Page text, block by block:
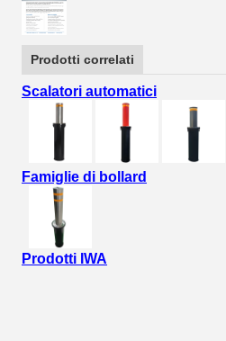
Prodotti correlati
Scalatori automatici
Famiglie di bollard
Prodotti IWA